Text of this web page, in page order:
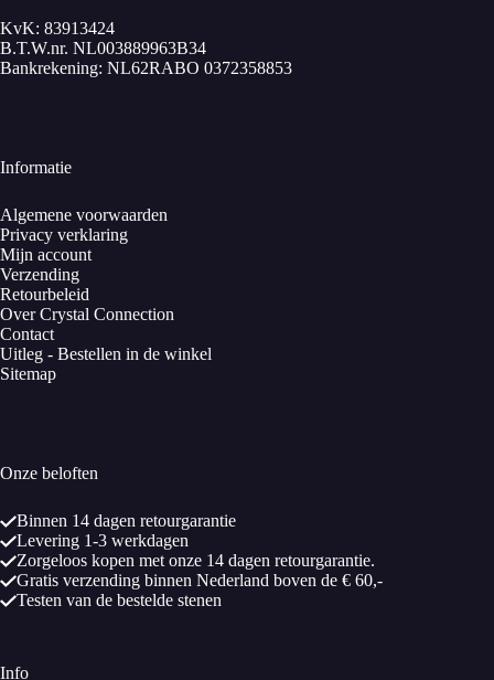
KvK: 83913424
B.T.W.nr. NL003889963B34
Bankrekening: NL62RABO 0372358853
Informatie
Algemene voorwaarden
Privacy verklaring
Mijn account
Verzending
Retourbeleid
Over Crystal Connection
Contact
Uitleg - Bestellen in de winkel
Sitemap
Onze beloften
Binnen 14 dagen retourgarantie
Levering 1-3 werkdagen
Zorgeloos kopen met onze 14 dagen retourgarantie.
Gratis verzending binnen Nederland boven de € 60,-
Testen van de bestelde stenen
Info